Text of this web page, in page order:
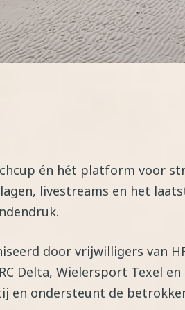
én hét platform voor
livestreams en het
door vrijwilligers van
Delta, Wielersport Texel en
en ondersteunt de